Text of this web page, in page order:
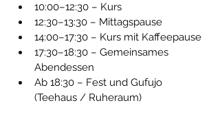
10:00–12:30 – Kurs
12:30–13:30 – Mittagspause
14:00–17:30 – Kurs mit Kaffeepause
17:30–18:30 – Gemeinsames
Abendessen
Ab 18:30 – Fest und Gufujo
(Teehaus / Ruheraum)